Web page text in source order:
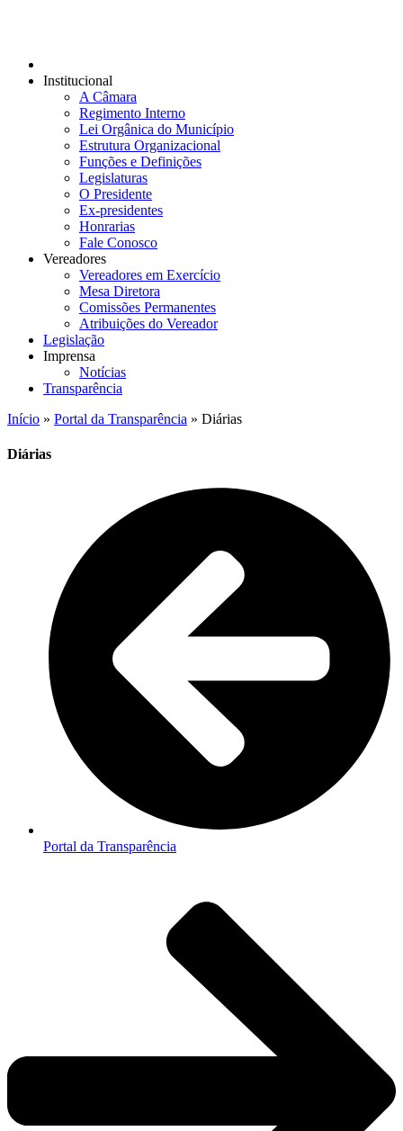
Institucional
A Câmara
Regimento Interno
Lei Orgânica do Município
Estrutura Organizacional
Funções e Definições
Legislaturas
O Presidente
Ex-presidentes
Honrarias
Fale Conosco
Vereadores
Vereadores em Exercício
Mesa Diretora
Comissões Permanentes
Atribuições do Vereador
Legislação
Imprensa
Notícias
Transparência
Início » Portal da Transparência » Diárias
Diárias
Portal da Transparência